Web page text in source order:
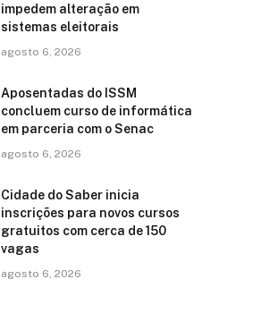
impedem alteração em
sistemas eleitorais
agosto 6, 2026
Aposentadas do ISSM
concluem curso de informática
em parceria com o Senac
agosto 6, 2026
Cidade do Saber inicia
inscrições para novos cursos
gratuitos com cerca de 150
vagas
agosto 6, 2026